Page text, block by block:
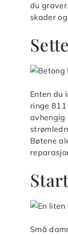
du
skader
Enten du
ringe
avhengig
Bøtene
Små